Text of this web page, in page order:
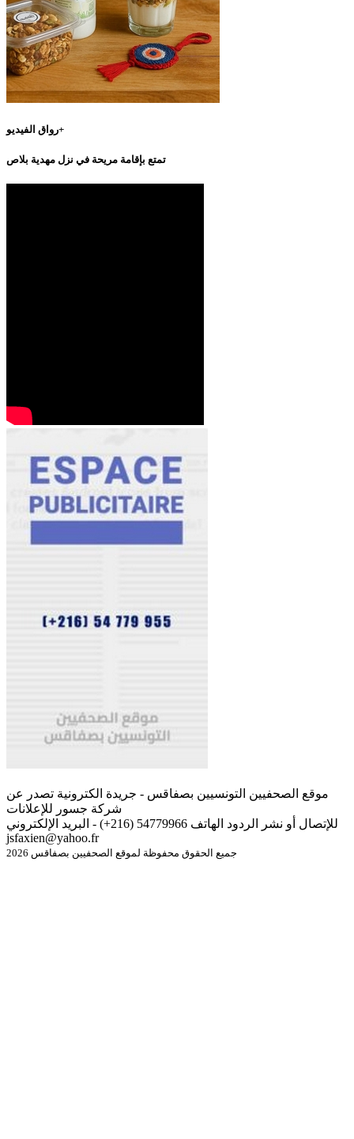
رواق الفيديو+
تمتع بإقامة مريحة في نزل مهدية بلاص
موقع الصحفيين التونسيين بصفاقس - جريدة الكترونية تصدر عن
شركة جسور للإعلانات
للإتصال أو نشر الردود الهاتف 54779966 (216+) - البريد الإلكتروني
jsfaxien@yahoo.fr
جميع الحقوق محفوظة لموقع الصحفيين بصفاقس 2026